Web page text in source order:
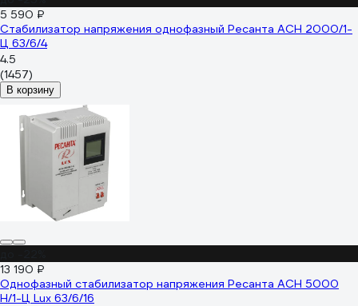
5 590 ₽
Стабилизатор напряжения однофазный Ресанта АСН 2000/1-
Ц 63/6/4
4.5
(1457)
В корзину
13 190 ₽
Однофазный стабилизатор напряжения Ресанта АСН 5000
Н/1-Ц Lux 63/6/16